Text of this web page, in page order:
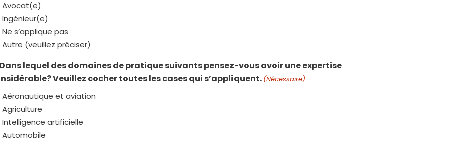
Avocat(e)
Ingénieur(e)
Ne s’applique pas
Autre (veuillez préciser)
lequel des domaines de pratique suivants pensez-vous avoir une expertise
Veuillez cocher toutes les cases qui s’appliquent. (Nécessaire)
Aéronautique et aviation
Agriculture
Intelligence artificielle
Automobile